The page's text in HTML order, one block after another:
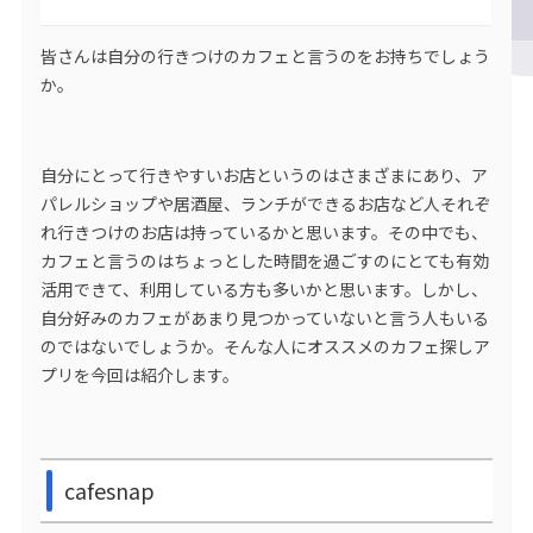
皆さんは自分の行きつけのカフェと言うのをお持ちでしょう
か。
自分にとって行きやすいお店というのはさまざまにあり、ア
パレルショップや居酒屋、ランチができるお店など人それぞ
れ行きつけのお店は持っているかと思います。 その中でも、
カフェと言うのはちょっとした時間を過ごすのにとても有効
活用できて、利用している方も多いかと思います。 しかし、
自分好みのカフェがあまり見つかっていないと言う人もいる
のではないでしょうか。そんな人にオススメのカフェ探しア
プリを今回は紹介します。
cafesnap